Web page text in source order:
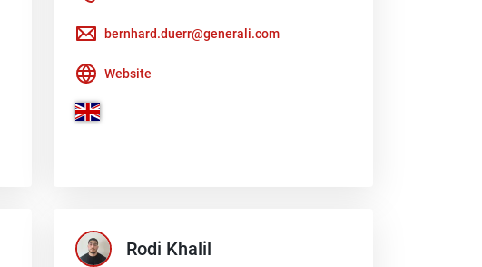
bernhard.duerr@generali.com
Website
Rodi Khalil